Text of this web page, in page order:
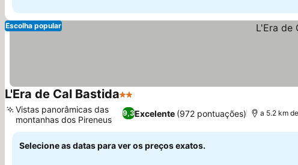
Escolha popular
L'Era de Cal Bastida2 Estrelas
9,3Excelente (972 pontuações)
Vistas panorâmicas das
montanhas dos Pireneus
a 5.2 km
Selecione as datas para ver os preços exatos.